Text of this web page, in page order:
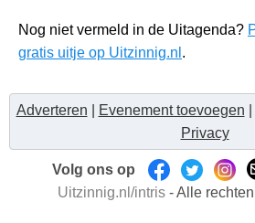
Nog niet vermeld in de Uitagenda?
gratis uitje op Uitzinnig.nl .
Adverteren Evenement toevoegen
Privacy
Volg ons op
Uitzinnig.nl/intris - Alle